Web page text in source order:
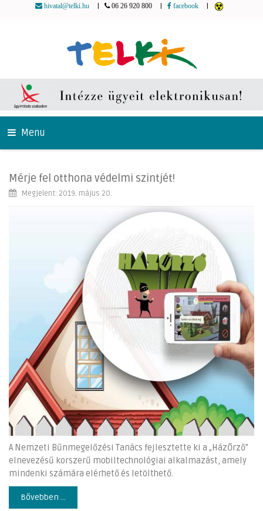
hivatal@telki.hu 06 26 920 800 facebook
Menu
Mérje fel otthona védelmi szintjét!
Megjelent: 2019. május 20.
A Nemzeti Bűnmegelőzési Tanács fejlesztette ki a „HázŐrző”
elnevezésű korszerű mobiltechnológiai alkalmazást, amely
mindenki számára elérhető és letölthető.
Bővebben ...